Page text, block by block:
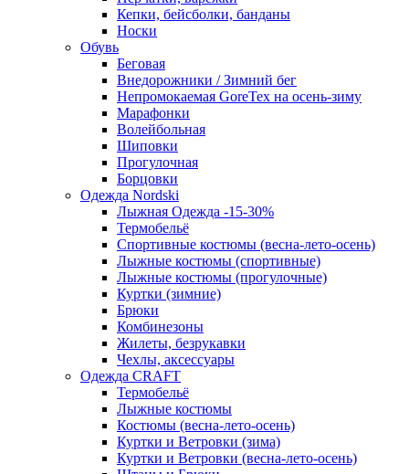
Кепки, бейсболки, банданы
Носки
Обувь
Беговая
Внедорожники / Зимний бег
Непромокаемая GoreTex на осень-зиму
Марафонки
Волейбольная
Шиповки
Прогулочная
Борцовки
Одежда Nordski
Лыжная Одежда -15-30%
Термобельё
Спортивные костюмы (весна-лето-осень)
Лыжные костюмы (спортивные)
Лыжные костюмы (прогулочные)
Куртки (зимние)
Брюки
Комбинезоны
Жилеты, безрукавки
Чехлы, аксессуары
Одежда CRAFT
Термобельё
Лыжные костюмы
Костюмы (весна-лето-осень)
Куртки и Ветровки (зима)
Куртки и Ветровки (весна-лето-осень)